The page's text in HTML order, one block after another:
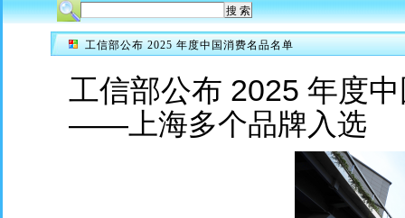
工信部公布 2025 年度中国消费名品名单
工信部公布 2025 年度
——上海多个品牌入选